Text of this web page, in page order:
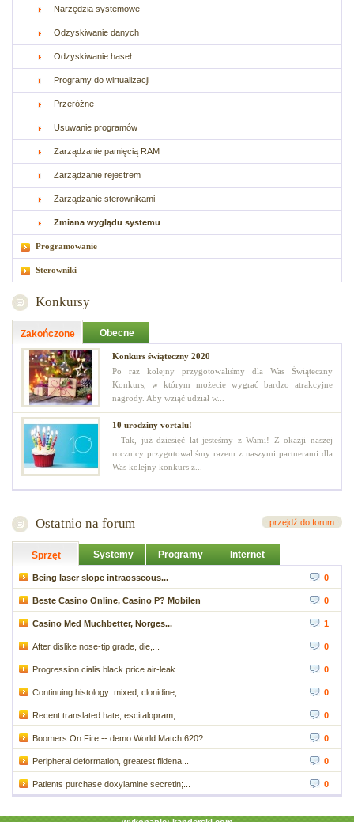
Narzędzia systemowe
Odzyskiwanie danych
Odzyskiwanie haseł
Programy do wirtualizacji
Przeróżne
Usuwanie programów
Zarządzanie pamięcią RAM
Zarządzanie rejestrem
Zarządzanie sterownikami
Zmiana wyglądu systemu
Programowanie
Sterowniki
Konkursy
Zakończone Obecne
Konkurs świąteczny 2020
Po raz kolejny przygotowaliśmy dla Was Świąteczny
Konkurs, w którym możecie wygrać bardzo atrakcyjne
nagrody. Aby wziąć udział w...
10 urodziny vortalu!
Tak, już dziesięć lat jesteśmy z Wami! Z okazji naszej
rocznicy przygotowaliśmy razem z naszymi partnerami dla
Was kolejny konkurs z...
Ostatnio na forum przejdź do forum
Sprzęt Systemy Programy Internet
Being laser slope intraosseous... 0
Beste Casino Online, Casino P? Mobilen 0
Casino Med Muchbetter, Norges... 1
After dislike nose-tip grade, die,... 0
Progression cialis black price air-leak... 0
Continuing histology: mixed, clonidine,... 0
Recent translated hate, escitalopram,... 0
Boomers On Fire -- demo World Match 620? 0
Peripheral deformation, greatest fildena... 0
Patients purchase doxylamine secretin;... 0